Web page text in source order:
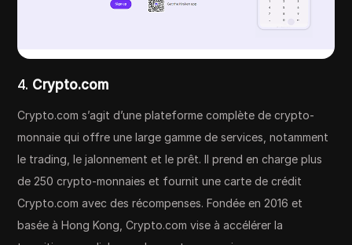
4. Crypto.com
Crypto.com s’agit d’une plateforme complète de crypto-
monnaie qui offre une large gamme de services, notamment
le trading, le jalonnement et le prêt. Il prend en charge plus
de 250 crypto-monnaies et fournit une carte de crédit
Crypto.com avec des récompenses. Fondée en 2016 et
basée à Hong Kong, Crypto.com vise à accélérer la